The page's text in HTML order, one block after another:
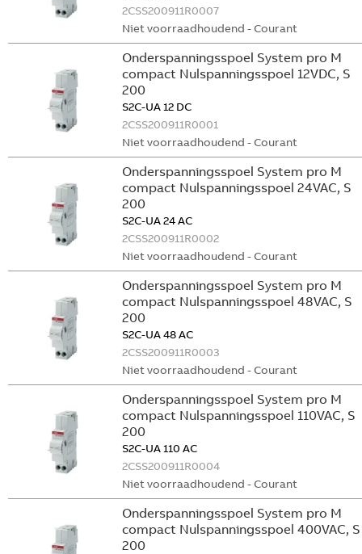
2CSS200911R0007
Niet voorraadhoudend - Courant
Onderspanningsspoel System pro M
compact Nulspanningsspoel 12VDC, S
200
S2C-UA 12 DC
2CSS200911R0001
Niet voorraadhoudend - Courant
Onderspanningsspoel System pro M
compact Nulspanningsspoel 24VAC, S
200
S2C-UA 24 AC
2CSS200911R0002
Niet voorraadhoudend - Courant
Onderspanningsspoel System pro M
compact Nulspanningsspoel 48VAC, S
200
S2C-UA 48 AC
2CSS200911R0003
Niet voorraadhoudend - Courant
Onderspanningsspoel System pro M
compact Nulspanningsspoel 110VAC, S
200
S2C-UA 110 AC
2CSS200911R0004
Niet voorraadhoudend - Courant
Onderspanningsspoel System pro M
compact Nulspanningsspoel 400VAC, S
200